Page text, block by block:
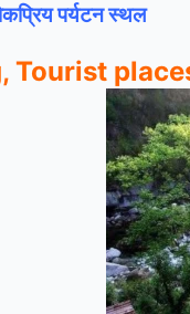
पर्यटन स्थल
Tourist